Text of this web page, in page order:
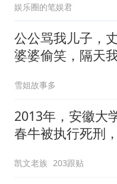
娱乐圈的笔娱君
公公骂我儿子，
婆婆偷笑，隔天
雪姐故事多
2013年，安徽大
春牛被执行死刑
凯文老族 203跟贴